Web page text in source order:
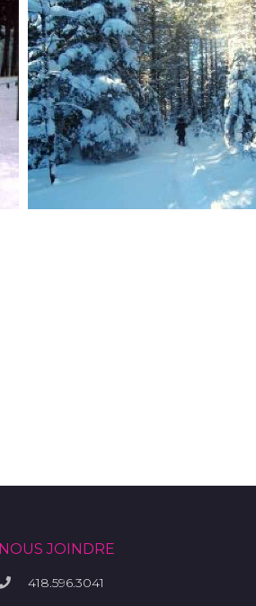
NOUS JOINDRE
418.596.3041